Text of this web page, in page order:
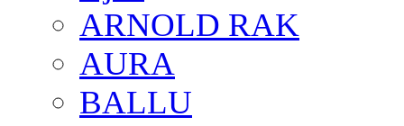
ARNOLD RAK
AURA
BALLU